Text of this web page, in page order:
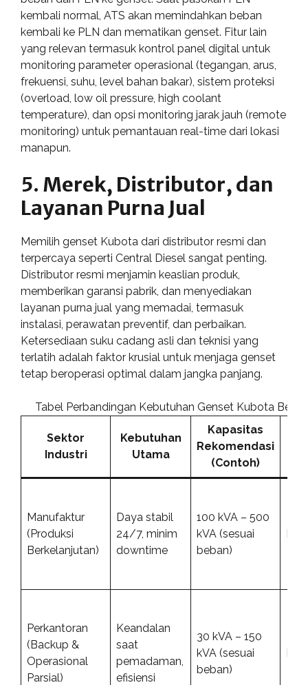
kembali normal, ATS akan memindahkan beban
kembali ke PLN dan mematikan genset. Fitur lain
yang relevan termasuk kontrol panel digital untuk
monitoring parameter operasional (tegangan, arus,
frekuensi, suhu, level bahan bakar), sistem proteksi
(overload, low oil pressure, high coolant
temperature), dan opsi monitoring jarak jauh (remote
monitoring) untuk pemantauan real-time dari lokasi
manapun.
5. Merek, Distributor, dan
Layanan Purna Jual
Memilih genset Kubota dari distributor resmi dan
terpercaya seperti Central Diesel sangat penting.
Distributor resmi menjamin keaslian produk,
memberikan garansi pabrik, dan menyediakan
layanan purna jual yang memadai, termasuk
instalasi, perawatan preventif, dan perbaikan.
Ketersediaan suku cadang asli dan teknisi yang
terlatih adalah faktor krusial untuk menjaga genset
tetap beroperasi optimal dalam jangka panjang.
Tabel Perbandingan Kebutuhan Genset Kubota
Sektor
Industri
Kebutuhan
Utama
Kapasitas
Rekomendasi
(Contoh)
Manufaktur
(Produksi
Berkelanjutan)
Daya stabil
24/7, minim
downtime
100 kVA – 500
kVA (sesuai
beban)
Perkantoran
(Backup &
Operasional
Parsial)
Keandalan
saat
pemadaman,
efisiensi
30 kVA – 150
kVA (sesuai
beban)